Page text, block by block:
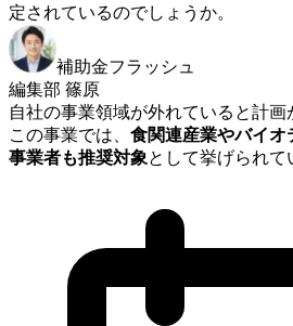
定されているのでしょうか。
補助金フラッシュ
編集部 篠原
自社の事業領域が外れていると計画
この事業では、 食関連産業やバイオ
事業者も推奨対象として挙げられて